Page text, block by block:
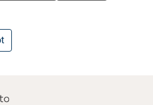
poikkeamien
yhdistää sääntöpohjaisen
löytymistä, tietotyyppien